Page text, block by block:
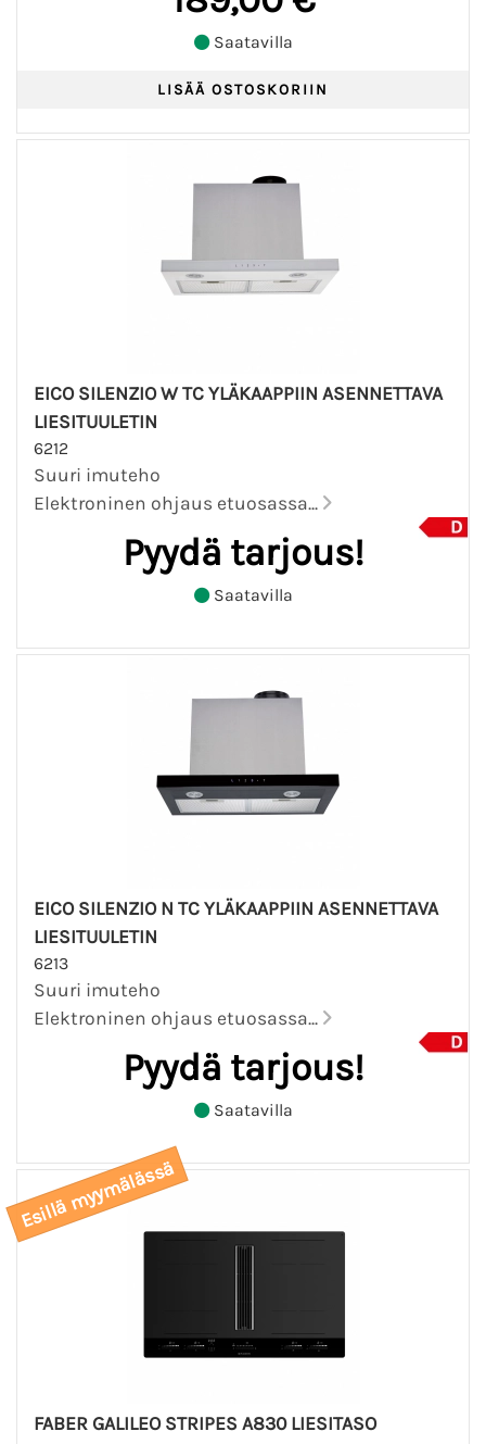
Saatavilla
EICO SILENZIO W TC YLÄKAAPPIIN ASENNETTAVA
LIESITUULETIN
6212
Suuri imuteho
Elektroninen ohjaus etuosassa...
Pyydä tarjous!
Saatavilla
EICO SILENZIO N TC YLÄKAAPPIIN ASENNETTAVA
LIESITUULETIN
6213
Suuri imuteho
Elektroninen ohjaus etuosassa...
Pyydä tarjous!
Saatavilla
Esillä myymälässä
FABER GALILEO STRIPES A830 LIESITASO